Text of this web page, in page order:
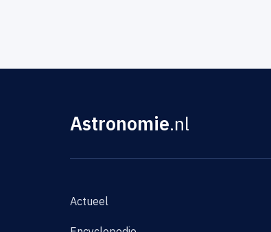
Astronomie.nl
Actueel